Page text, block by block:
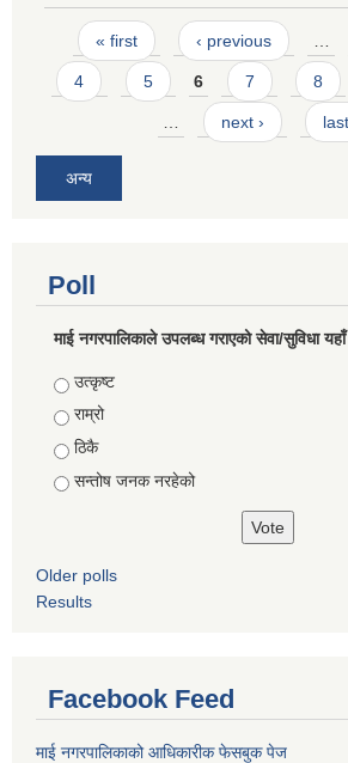
Pages
« first ‹ previous …
4 5 6 7 8
… next ›
अन्य
Poll
माई नगरपालिकाले उपलब्ध गराएको सेवा/सुविधा
Choices
उत्कृष्ट
राम्रो
ठिकै
सन्तोष जनक नरहेको
Older polls
Results
Facebook Feed
माई नगरपालिकाको आधिकारीक फेसबुक पेज